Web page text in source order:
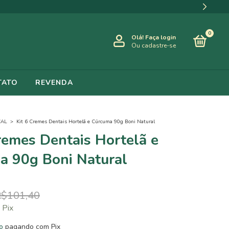
(R$290 NORTE)
Olá! Faça login
Ou cadastre-se
0
REVENDA
> Kit 6 Cremes Dentais Hortelã e Cúrcuma 90g Boni Natural
Dentais Hortelã e
90g Boni Natural
Pix
pagando com Pix